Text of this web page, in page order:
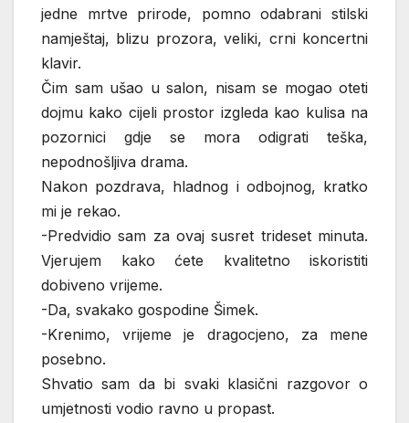
jedne mrtve prirode, pomno odabrani stilski
namještaj, blizu prozora, veliki, crni koncertni
klavir.
Čim sam ušao u salon, nisam se mogao oteti
dojmu kako cijeli prostor izgleda kao kulisa na
pozornici gdje se mora odigrati teška,
nepodnošljiva drama.
Nakon pozdrava, hladnog i odbojnog, kratko
mi je rekao.
-Predvidio sam za ovaj susret trideset minuta.
Vjerujem kako ćete kvalitetno iskoristiti
dobiveno vrijeme.
-Da, svakako gospodine Šimek.
-Krenimo, vrijeme je dragocjeno, za mene
posebno.
Shvatio sam da bi svaki klasični razgovor o
umjetnosti vodio ravno u propast.